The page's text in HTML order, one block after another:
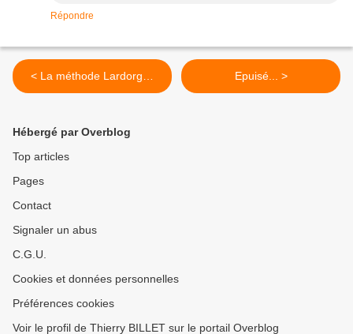
Répondre
< La méthode Lardorg… Epuisé... >
Hébergé par Overblog
Top articles
Pages
Contact
Signaler un abus
C.G.U.
Cookies et données personnelles
Préférences cookies
Voir le profil de Thierry BILLET sur le portail Overblog